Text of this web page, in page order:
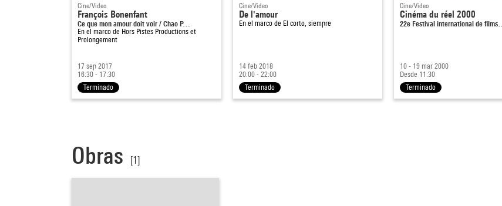
Cine/Video
François Bonenfant
Ce que mon amour doit voir / Chao P…
En el marco de Hors Pistes Productions et
Prolongement
17 sep 2017
16:30 - 17:30
Terminado
Cine/Video
De l'amour
En el marco de El corto, siempre
14 feb 2018
20:00 - 22:00
Terminado
Cine/Video
Cinéma du réel 2000
22e Festival international de films…
10 - 19 mar 2000
Desde 11:30
Terminado
Obras [1]